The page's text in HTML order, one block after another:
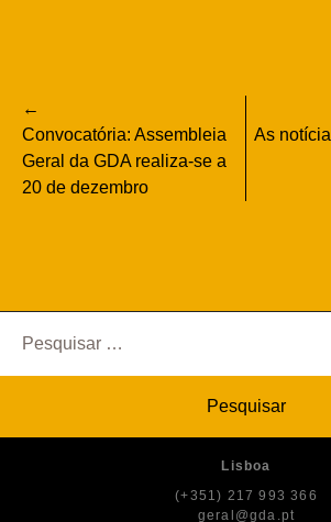
Navegação
de
artigos
Convocatória: Assembleia
Geral da GDA realiza-se a
20 de dezembro
As
por:
Lisboa
(+351) 217 993 366
geral@gda.pt